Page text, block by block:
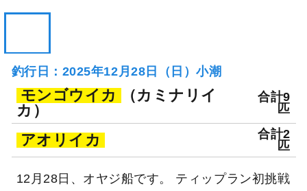
釣行日：2025年12月28日（日）小潮
モンゴウイカ
（カミナリイ
カ）
合計9
匹
アオリイカ
合計2
匹
12月28日、オヤジ船です。 ティップラン初挑戦